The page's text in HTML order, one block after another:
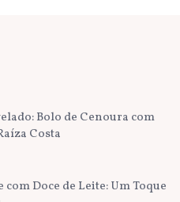
Bolo de Cenoura com
Costa
com Doce de Leite: Um Toque